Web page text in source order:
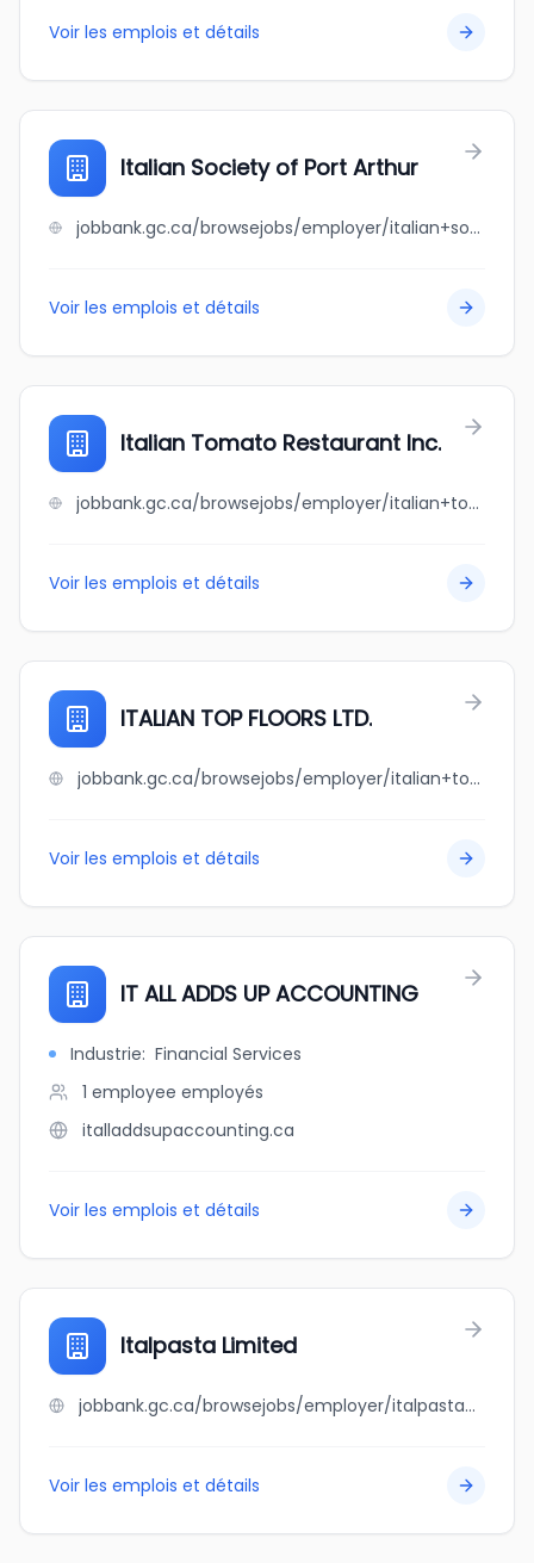
Voir les emplois et détails
Italian Society of Port Arthur
jobbank.gc.ca/browsejobs/employer/italian+society+of+port+arthur/ca
Voir les emplois et détails
Italian Tomato Restaurant Inc.
jobbank.gc.ca/browsejobs/employer/italian+tomato+restaurant+inc./ca
Voir les emplois et détails
ITALIAN TOP FLOORS LTD.
jobbank.gc.ca/browsejobs/employer/italian+top+floors+ltd./ca
Voir les emplois et détails
IT ALL ADDS UP ACCOUNTING
Industrie: Financial Services
1 employee employés
italladdsupaccounting.ca
Voir les emplois et détails
Italpasta Limited
jobbank.gc.ca/browsejobs/employer/italpasta+limited/ca
Voir les emplois et détails